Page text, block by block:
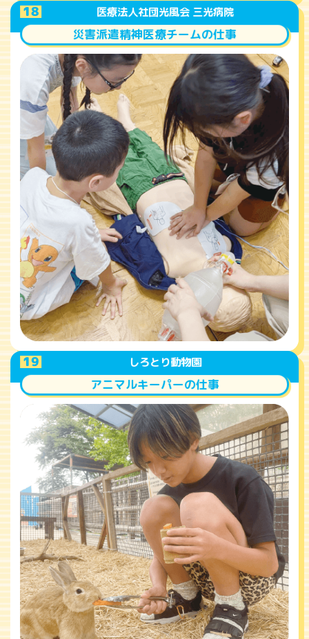
A18 医療法人社団光風会 三光病院
災害派遣精神医療チームの仕事
A19 しろとり動物園
アニマルキーパーの仕事